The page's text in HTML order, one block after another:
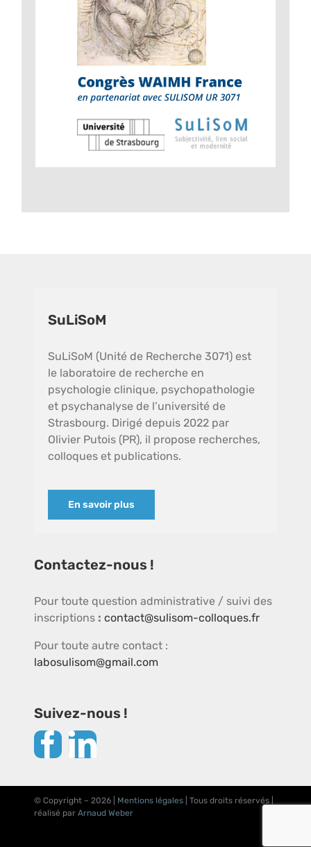
SuLiSoM
SuLiSoM (Unité de Recherche 3071) est
le laboratoire de recherche en
psychologie clinique, psychopathologie
et psychanalyse de l’université de
Strasbourg. Dirigé depuis 2022 par
Olivier Putois (PR), il propose recherches,
colloques et publications.
En savoir plus
Contactez-nous !
Pour toute question administrative / suivi des
inscriptions : contact@sulisom-colloques.fr
Pour toute autre contact :
labosulisom@gmail.com
Suivez-nous !
© Copyright –2026 | Mentions légales | Tous droits réservés |
réalisé parArnaud Weber